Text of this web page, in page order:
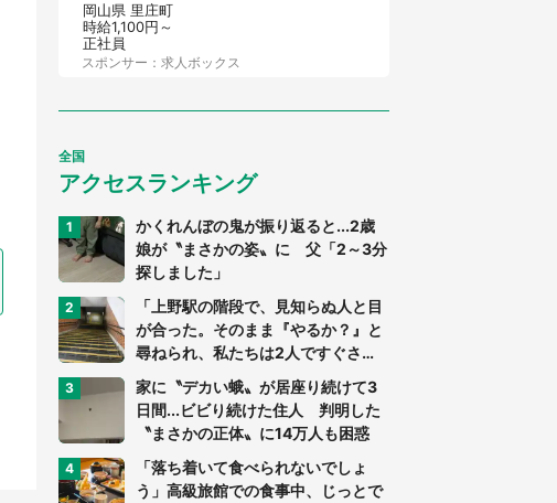
岡山県 里庄町
時給1,100円～
正社員
スポンサー：求人ボックス
全国
アクセスランキング
かくれんぼの鬼が振り返ると...2歳
娘が〝まさかの姿〟に 父「2～3分
探しました」
「上野駅の階段で、見知らぬ人と目
が合った。そのまま『やるか？』と
尋ねられ、私たちは2人ですぐさ
ま...」（茨城県・70代男性）
家に〝デカい蛾〟が居座り続けて3
日間...ビビり続けた住人 判明した
〝まさかの正体〟に14万人も困惑
「落ち着いて食べられないでしょ
う」高級旅館での食事中、じっとで